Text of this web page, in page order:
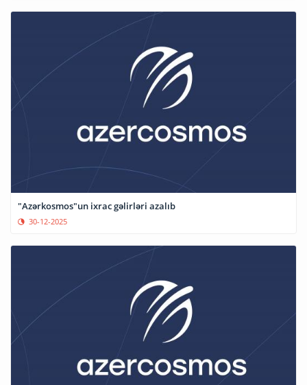
"Azərkosmos"un ixrac gəlirləri azalıb
30-12-2025